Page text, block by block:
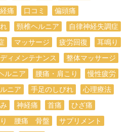
痛 口コミ
偏頭痛
頸椎ヘルニア
自律神経失調症
マッサージ 疲労回復
耳鳴り
ィメンテナンス
整体マッサージ
ルニア 腰痛・肩こり
慢性疲労
ニア 手足のしびれ
心理療法
神経痛 首痛
ひざ痛
り 腰痛 骨盤
サプリメント